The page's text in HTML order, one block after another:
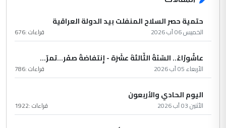
حتمية حصر السلاح المنفلت بيد الدولة العراقية
الخميس 06 آب 2026 قراءات :676
عاشُورْاءُ.. السّنَةُ الثّالثةَ عشَرَة - إِنتفاضةُ صفَر…تمرّ...
الأربعاء 05 آب 2026 قراءات :786
اليوم الحادي والأربعون
الأثنين 03 آب 2026 قراءات :1922